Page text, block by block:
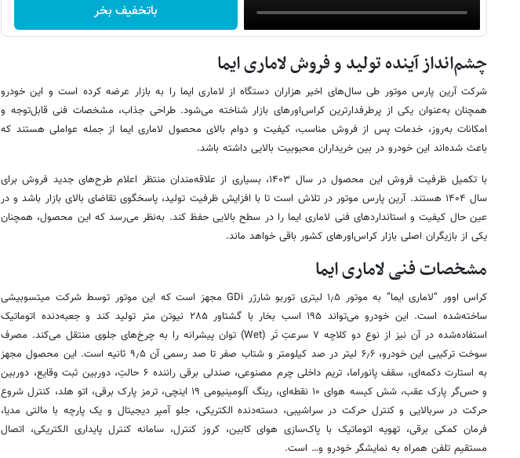
باتخفیف بخر
چشم‌انداز آینده تولید و فروش لاماری ایما
شرکت آرین پارس موتور طی سال‌های اخیر هزاران دستگاه از لاماری ایما را به بازار عرضه کرده است و این خودرو
همچنان به‌عنوان یکی از پرطرفدارترین کراس‌اورهای بازار شناخته می‌شود. طراحی جذاب، مشخصات فنی قابل‌توجه و
امکانات به‌روز، خدمات پس از فروش مناسب، کیفیت و دوام بالای محصول لاماری ایما از جمله عواملی هستند که
باعث شده‌اند این خودرو در بین خریداران محبوبیت بالایی داشته باشد.
با تکمیل ظرفیت فروش این محصول در سال ۱۴۰۳، بسیاری از علاقه‌مندان منتظر اعلام طرح‌های جدید فروش برای
سال ۱۴۰۴ هستند. آرین پارس موتور در تلاش است تا با افزایش ظرفیت تولید، پاسخگوی تقاضای بالای بازار باشد و در
عین حال کیفیت و استانداردهای فنی لاماری ایما را در سطح بالایی حفظ کند. به‌نظر می‌رسد که این محصول، همچنان
یکی از بازیگران اصلی بازار کراس‌اورهای کشور باقی خواهد ماند.
مشخصات فنی لاماری ایما
کراس اوور “لاماری ایما” به موتور ۱٫۵ لیتری توربو شارژر GDi مجهز است که این موتور توسط شرکت میتسوبیشی
ساخته‌شده است. این خودرو می‌تواند ۱۹۵ اسب بخار با گشتاور ۲۸۵ نیوتن متر تولید کند و جعبه‌دنده اتوماتیک
استفاده‌شده در آن نیز از نوع دو کلاچه ۷ سرعتِ تَر (Wet) توان پیشرانه را به چرخ‌های جلوی منتقل می‌کند. مصرف
سوخت ترکیبی این خودرو، ۶٫۶ لیتر در صد کیلومتر و شتاب صفر تا صد رسمی آن ۹٫۵ ثانیه است. این محصول مجهز
به استارت دکمه‌ای، سقف پانوراما، تریم داخلی چرم مصنوعی، صندلی برقی راننده ۶ حالتِ، دوربین ثبت وقایع، دوربین
و حس‌گر پارک عقب، شش کیسه هوای ۱۰ نقطه‌ای، رینگ آلومینیومی ۱۹ اینچی، ترمز پارک برقی، اتو هلد، کنترل شروع
حرکت در سربالایی و کنترل حرکت در سراشیبی، دسته‌دنده الکتریکی، جلو آمپر دیجیتال و یک پارچه با مالتی مدیا،
فرمان کمکی برقی، تهویه اتوماتیک با پاک‌سازی هوای کابین، کروز کنترل، سامانه کنترل پایداری الکتریکی، اتصال
مستقیم تلفن همراه به نمایشگر خودرو و… است.